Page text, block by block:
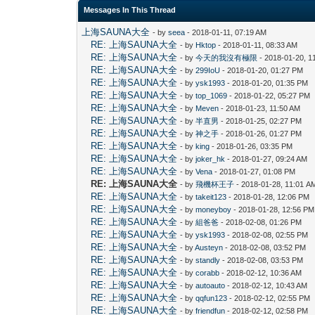
Messages In This Thread
上海SAUNA大全 - byseea - 2018-01-11, 07:19 AM
RE: 上海SAUNA大全 - by Hktop - 2018-01-11, 08:33 AM
RE: 上海SAUNA大全 - by今天的我沒有極限 - 2018-01-20,
RE: 上海SAUNA大全 - by299IoU - 2018-01-20, 01:27 PM
RE: 上海SAUNA大全 - byysk1993 - 2018-01-20, 01:35 PM
RE: 上海SAUNA大全 - bytop_1069 - 2018-01-22, 05:27 PM
RE: 上海SAUNA大全 - by Meven - 2018-01-23, 11:50 AM
RE: 上海SAUNA大全 - by半直男 - 2018-01-25, 02:27 PM
RE: 上海SAUNA大全 - by神之手 - 2018-01-26, 01:27 PM
RE: 上海SAUNA大全 - byking - 2018-01-26, 03:35 PM
RE: 上海SAUNA大全 - byjoker_hk - 2018-01-27, 09:24 AM
RE: 上海SAUNA大全 - byVena - 2018-01-27, 01:08 PM
RE: 上海SAUNA大全 - by飛機杯王子 - 2018-01-28, 11:01
RE: 上海SAUNA大全 - bytakeit123 - 2018-01-28, 12:06 PM
RE: 上海SAUNA大全 - bymoneyboy - 2018-01-28, 12:56 PM
RE: 上海SAUNA大全 - by組爸爸 - 2018-02-08, 01:26 PM
RE: 上海SAUNA大全 - byysk1993 - 2018-02-08, 02:55 PM
RE: 上海SAUNA大全 - byAusteyn - 2018-02-08, 03:52 PM
RE: 上海SAUNA大全 - bystandly - 2018-02-08, 03:53 PM
RE: 上海SAUNA大全 - bycorabb - 2018-02-12, 10:36 AM
RE: 上海SAUNA大全 - byautoauto - 2018-02-12, 10:43 AM
RE: 上海SAUNA大全 - byqqfun123 - 2018-02-12, 02:55 PM
RE: 上海SAUNA大全 - byfriendfun - 2018-02-12, 02:58 PM